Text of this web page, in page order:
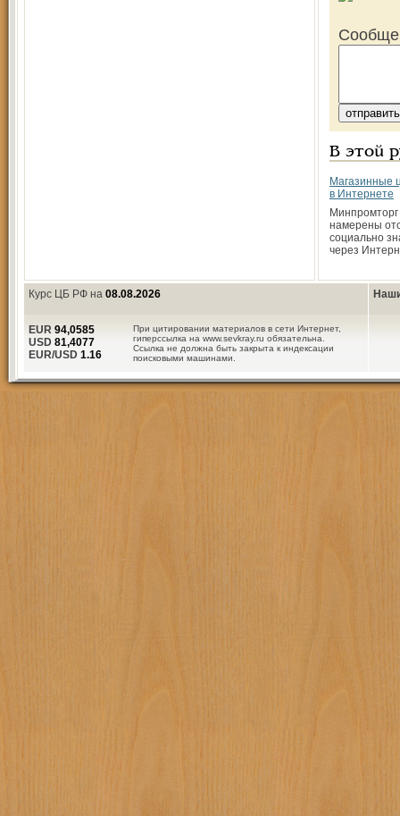
В этой
Магазинные
в Интернете
Минпромторг
намерены
социально
через
Курс ЦБ РФ на 08.08.2026
При цитировании материалов в сети Интернет,
гиперссылка на www.sevkray.ru обязательна.
Ссылка не должна быть закрыта к индексации
поисковыми машинами.
EUR 94,0585
USD 81,4077
EUR/USD 1.16